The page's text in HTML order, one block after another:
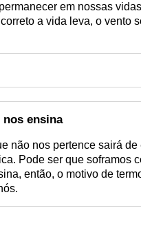
em nossas
correto a vida leva, o vento
nos ensina
não nos pertence sairá
Pode ser que soframos
então, o motivo de